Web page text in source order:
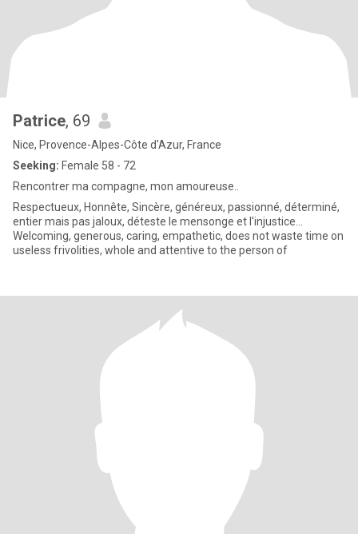
Patrice, 69
Nice, Provence-Alpes-Côte d'Azur, France
Seeking: Female 58 - 72
Rencontrer ma compagne, mon amoureuse..
Respectueux, Honnête, Sincère, généreux, passionné, déterminé,
entier mais pas jaloux, déteste le mensonge et l'injustice...
Welcoming, generous, caring, empathetic, does not waste time on
useless frivolities, whole and attentive to the person of